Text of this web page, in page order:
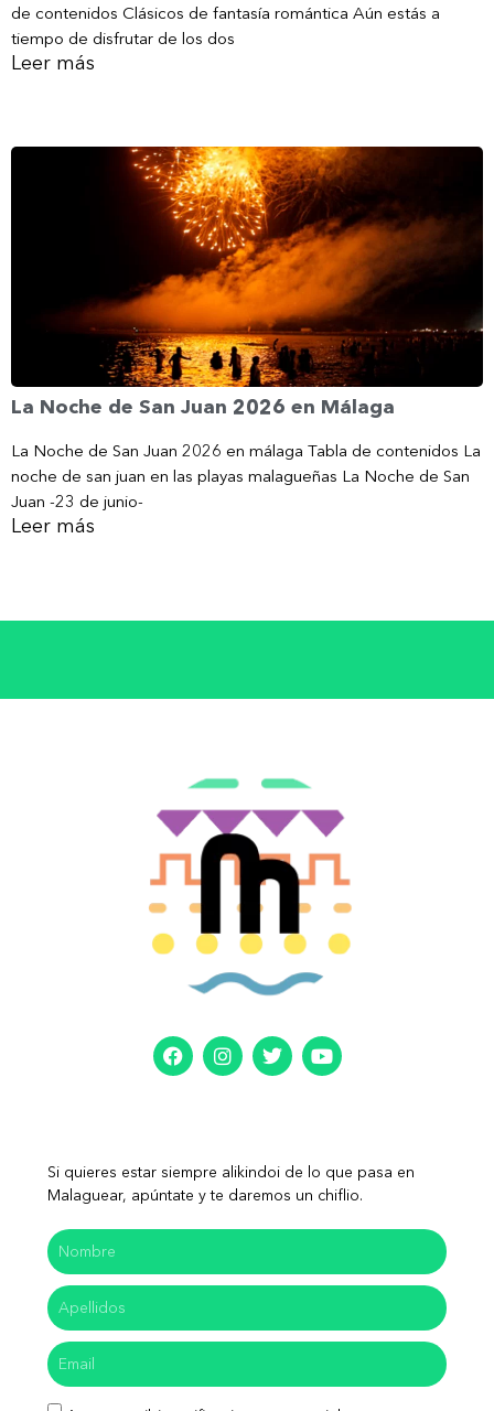
de contenidos Clásicos de fantasía romántica Aún estás a
tiempo de disfrutar de los dos
Leer más
La Noche de San Juan 2026 en Málaga
La Noche de San Juan 2026 en málaga Tabla de contenidos La
noche de san juan en las playas malagueñas La Noche de San
Juan -23 de junio-
Leer más
Si quieres estar siempre alikindoi de lo que pasa en
Malaguear, apúntate y te daremos un chiflio.